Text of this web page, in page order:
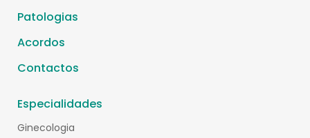
Patologias
Acordos
Contactos
Especialidades
Ginecologia